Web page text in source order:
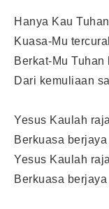
Hanya Kau
Kuasa-Mu
Berkat-Mu
Dari kemuliaan
Yesus Kaulah
Berkuasa
Yesus Kaulah
Berkuasa